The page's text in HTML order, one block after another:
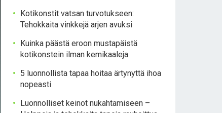
Kotikonstit vatsan turvotukseen:
Tehokkaita vinkkejä arjen avuksi
Kuinka päästä eroon mustapäistä
kotikonstein ilman kemikaaleja
5 luonnollista tapaa hoitaa ärtynyttä ihoa
nopeasti
Luonnolliset keinot nukahtamiseen –